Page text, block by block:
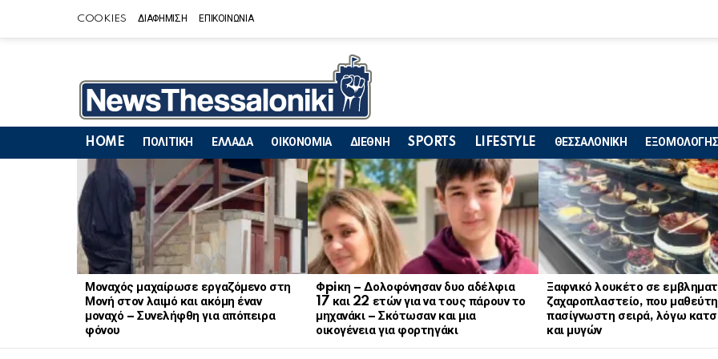
COOKIES ΔΙΑΦΗΜΙΣΗ ΕΠΙΚΟΙΝΩΝΙΑ
HOME ΠΟΛΙΤΙΚΗ ΕΛΛΑΔΑ ΟΙΚΟΝΟΜΙΑ ΔΙΕΘΝΗ SPORTS LIFESTYLE ΘΕΣΣΑΛΟΝΙΚΗ
LATEST
STORIES
Μοναχός μαχαίρωσε εργαζόμενο στη
Μονή στον λαιμό και ακόμη έναν
μοναχό – Συνελήφθη για απόπειρα
φόνου
Φpiκη – Δολοφόνησαν δυο αδέλφια
17 και 22 ετών για να τους πάρουν το
μηχανάκι – Σκότωσαν και μια
οικογένεια για φορτηγάκι
Ξαφνικό λουκέτο σε
ζαχαροπλαστείο, που
πασίγνωστη σειρά, λόγω
και μυγών